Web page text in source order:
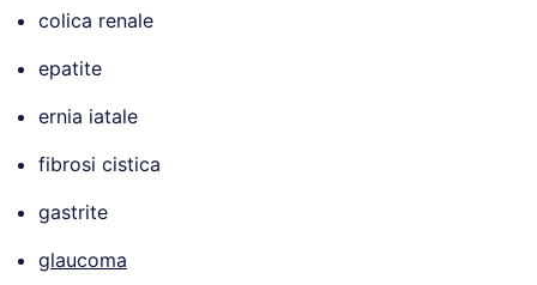
colica renale
epatite
ernia iatale
fibrosi cistica
gastrite
glaucoma